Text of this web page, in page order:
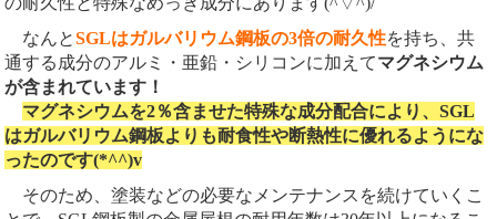
なんとSGLはガルバリウム鋼板の3倍の耐久性を持ち、共
通する成分のアルミ・亜鉛・シリコンに加えてマグネシウム
が含まれています！
マグネシウムを2％含ませた特殊な成分配合により、SGL
はガルバリウム鋼板よりも耐食性や断熱性に優れるようにな
ったのです(*^^)v
そのため、塗装などの必要なメンテナンスを続けていくこ